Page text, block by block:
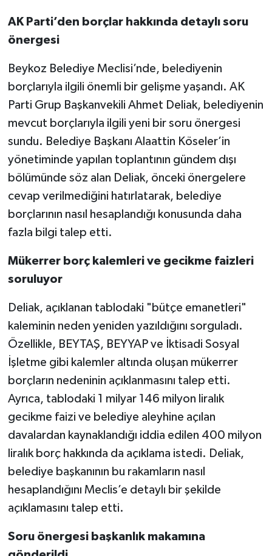
AK Parti’den borçlar hakkında detaylı soru
önergesi
Beykoz Belediye Meclisi’nde, belediyenin
borçlarıyla ilgili önemli bir gelişme yaşandı. AK
Parti Grup Başkanvekili Ahmet Deliak, belediyenin
mevcut borçlarıyla ilgili yeni bir soru önergesi
sundu. Belediye Başkanı Alaattin Köseler’in
yönetiminde yapılan toplantının gündem dışı
bölümünde söz alan Deliak, önceki önergelere
cevap verilmediğini hatırlatarak, belediye
borçlarının nasıl hesaplandığı konusunda daha
fazla bilgi talep etti.
Mükerrer borç kalemleri ve gecikme faizleri
soruluyor
Deliak, açıklanan tablodaki "bütçe emanetleri"
kaleminin neden yeniden yazıldığını sorguladı.
Özellikle, BEYTAŞ, BEYYAP ve İktisadi Sosyal
İşletme gibi kalemler altında oluşan mükerrer
borçların nedeninin açıklanmasını talep etti.
Ayrıca, tablodaki 1 milyar 146 milyon liralık
gecikme faizi ve belediye aleyhine açılan
davalardan kaynaklandığı iddia edilen 400 milyon
liralık borç hakkında da açıklama istedi. Deliak,
belediye başkanının bu rakamların nasıl
hesaplandığını Meclis’e detaylı bir şekilde
açıklamasını talep etti.
Soru önergesi başkanlık makamına